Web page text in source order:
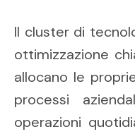
Il cluster di
ottimizzazione
allocano le
processi
operazioni